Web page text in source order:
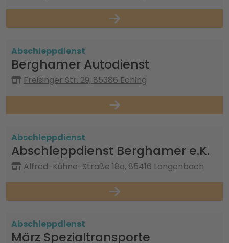
Abschleppdienst
Berghamer Autodienst
Freisinger Str. 29, 85386 Eching
Abschleppdienst
Abschleppdienst Berghamer e.K.
Alfred-Kühne-Straße 18a, 85416 Langenbach
Abschleppdienst
März Spezialtransporte